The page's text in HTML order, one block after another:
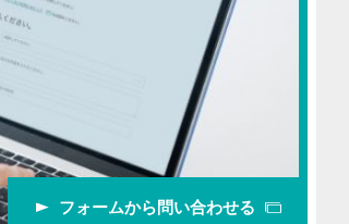
フォームから問い合わせる